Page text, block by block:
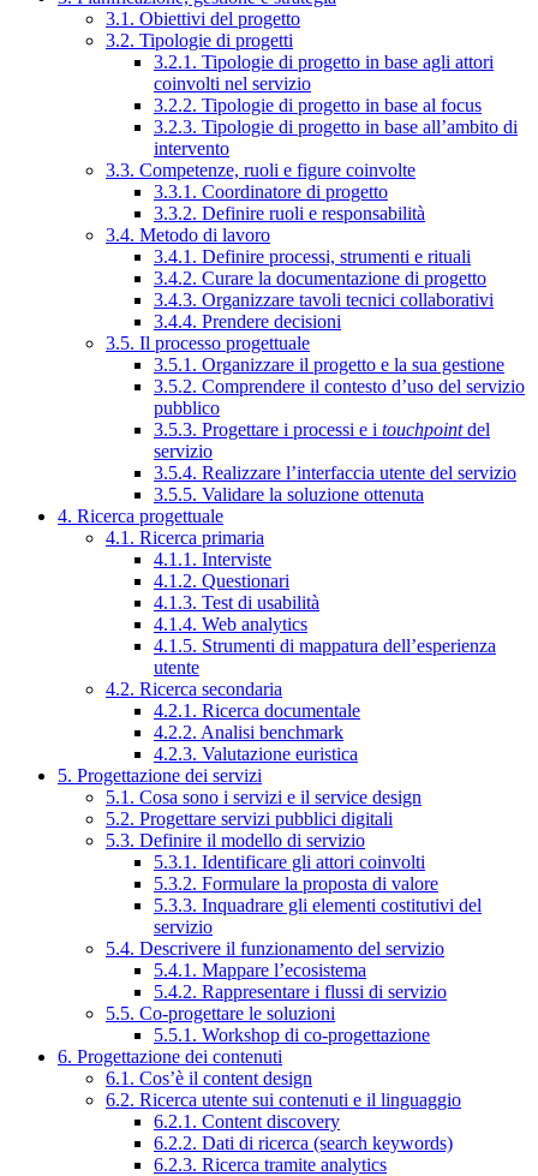
3.1. Obiettivi del progetto
3.2. Tipologie di progetti
3.2.1. Tipologie di progetto in base agli attori
coinvolti nel servizio
3.2.2. Tipologie di progetto in base al focus
3.2.3. Tipologie di progetto in base all’ambito di
intervento
3.3. Competenze, ruoli e figure coinvolte
3.3.1. Coordinatore di progetto
3.3.2. Definire ruoli e responsabilità
3.4. Metodo di lavoro
3.4.1. Definire processi, strumenti e rituali
3.4.2. Curare la documentazione di progetto
3.4.3. Organizzare tavoli tecnici collaborativi
3.4.4. Prendere decisioni
3.5. Il processo progettuale
3.5.1. Organizzare il progetto e la sua gestione
3.5.2. Comprendere il contesto d’uso del servizio
pubblico
3.5.3. Progettare i processi e i touchpointdel
servizio
3.5.4. Realizzare l’interfaccia utente del servizio
3.5.5. Validare la soluzione ottenuta
4. Ricerca progettuale
4.1. Ricerca primaria
4.1.1. Interviste
4.1.2. Questionari
4.1.3. Test di usabilità
4.1.4. Web analytics
4.1.5. Strumenti di mappatura dell’esperienza
utente
4.2. Ricerca secondaria
4.2.1. Ricerca documentale
4.2.2. Analisi benchmark
4.2.3. Valutazione euristica
5. Progettazione dei servizi
5.1. Cosa sono i servizi e il service design
5.2. Progettare servizi pubblici digitali
5.3. Definire il modello di servizio
5.3.1. Identificare gli attori coinvolti
5.3.2. Formulare la proposta di valore
5.3.3. Inquadrare gli elementi costitutivi del
servizio
5.4. Descrivere il funzionamento del servizio
5.4.1. Mappare l’ecosistema
5.4.2. Rappresentare i flussi di servizio
5.5. Co-progettare le soluzioni
5.5.1. Workshop di co-progettazione
6. Progettazione dei contenuti
6.1. Cos’è il content design
6.2. Ricerca utente sui contenuti e il linguaggio
6.2.1. Content discovery
6.2.2. Dati di ricerca (search keywords)
6.2.3. Ricerca tramite analytics